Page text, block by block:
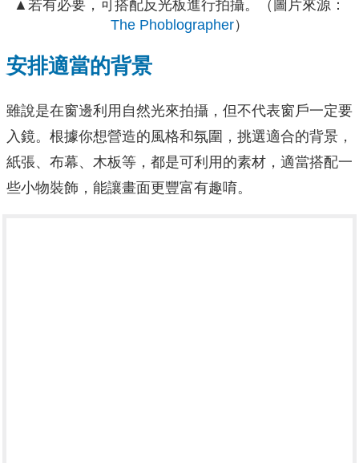
▲若有必要，可搭配反光板進行拍攝。（圖片來源：
The Phoblographer）
安排適當的背景
雖說是在窗邊利用自然光來拍攝，但不代表窗戶一定要
入鏡。根據你想營造的風格和氛圍，挑選適合的背景，
紙張、布幕、木板等，都是可利用的素材，適當搭配一
些小物裝飾，能讓畫面更豐富有趣唷。